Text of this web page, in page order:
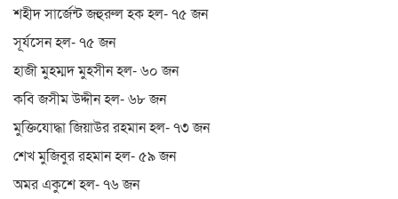
শহীদ সার্জেন্ট জহুরুল হক হল- ৭৫ জন
সূর্যসেন হল- ৭৫ জন
হাজী মুহম্মদ মুহসীন হল- ৬০ জন
কবি জসীম উদ্দীন হল- ৬৮ জন
মুক্তিযোদ্ধা জিয়াউর রহমান হল- ৭৩ জন
শেখ মুজিবুর রহমান হল- ৫৯ জন
অমর একুশে হল- ৭৬ জন